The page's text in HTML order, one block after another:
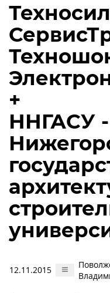
+
ННГАСУ -
12.11.2015